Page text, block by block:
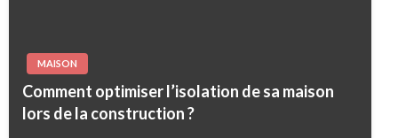
MAISON
Comment optimiser l’isolation de sa maison
lors de la construction ?